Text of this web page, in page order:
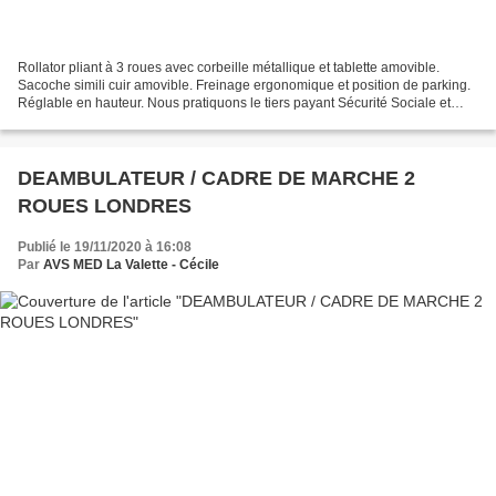
Rollator pliant à 3 roues avec corbeille métallique et tablette amovible.
Sacoche simili cuir amovible. Freinage ergonomique et position de parking.
Réglable en hauteur. Nous pratiquons le tiers payant Sécurité Sociale et
DEAMBULATEUR / CADRE DE MARCHE 2
ROUES LONDRES
Publié le 19/11/2020 à 16:08
Par AVS MED La Valette - Cécile